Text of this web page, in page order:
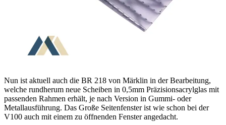
Nun ist aktuell auch die BR 218 von Märklin in der Bearbeitung,
welche rundherum neue Scheiben in 0,5mm Präzisionsacrylglas mit
passenden Rahmen erhält, je nach Version in Gummi- oder
Metallausführung. Das Große Seitenfenster ist wie schon bei der
V100 auch mit einem zu öffnenden Fenster angedacht.